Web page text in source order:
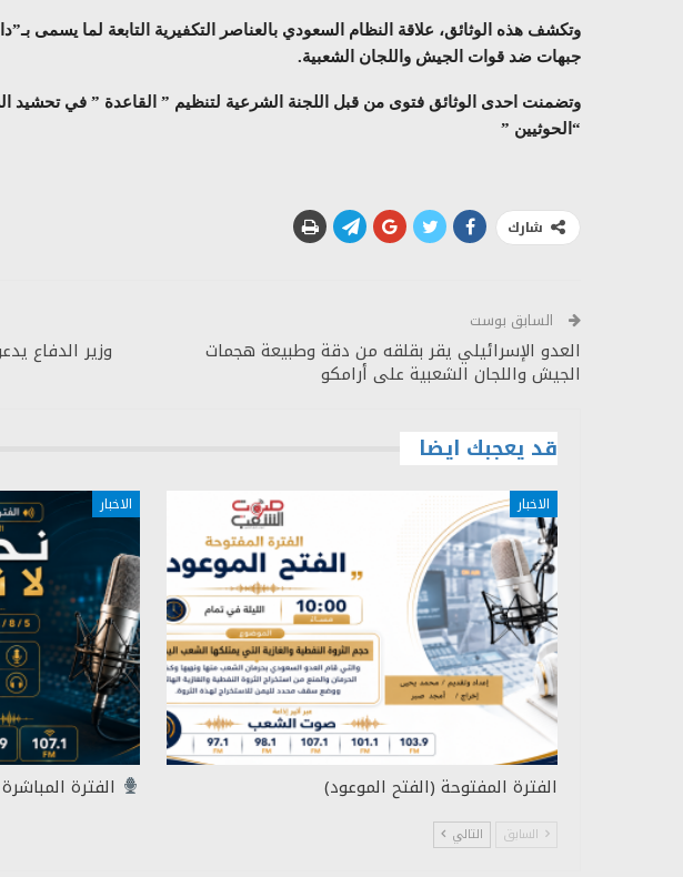
وتكشف هذه الوثائق، علاقة النظام السعودي بالعناصر التكفيرية التابعة لما يسمى
جبهات ضد قوات الجيش واللجان الشعبية.
وتضمنت احدى الوثائق فتوى من قبل اللجنة الشرعية لتنظيم ” القاعدة ” في
“الحوثيين ”
شارك
السابق بوست
العدو الإسرائيلي يقر بقلقه من دقة وطبيعة هجمات
الجيش واللجان الشعبية على أرامكو
وزير الدفاع
قد يعجبك ايضا
الاخبار
الفترة المفتوحة (الفتح الموعود)
الاخبار
الفترة
السابق التالي